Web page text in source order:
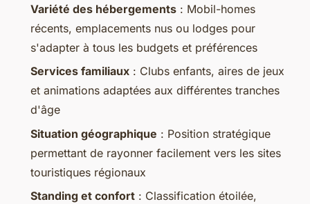
Variété des hébergements : Mobil-homes
récents, emplacements nus ou lodges pour
s'adapter à tous les budgets et préférences
Services familiaux : Clubs enfants, aires de jeux
et animations adaptées aux différentes tranches
d'âge
Situation géographique : Position stratégique
permettant de rayonner facilement vers les sites
touristiques régionaux
Standing et confort : Classification étoilée,